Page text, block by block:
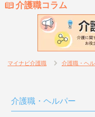
介護職コラム
マイナビ介護職 介護職・ヘ
介護職・ヘルパー